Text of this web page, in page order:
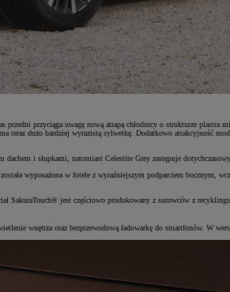
przyciąga uwagę nową atrapą chłodnicy o strukturze
teraz dużo bardziej wyrazistą sylwetkę. Dodatkowo atrakcyjność
dachem i słupkami, natomiast Celestite Grey zastępuje
wyposażona w fotele z wyraźniejszym podparciem bocznym,
SakuraTouch® jest częściowo produkowany z surowców z
wnętrza oraz bezprzewodową ładowarkę do smartfonów. W